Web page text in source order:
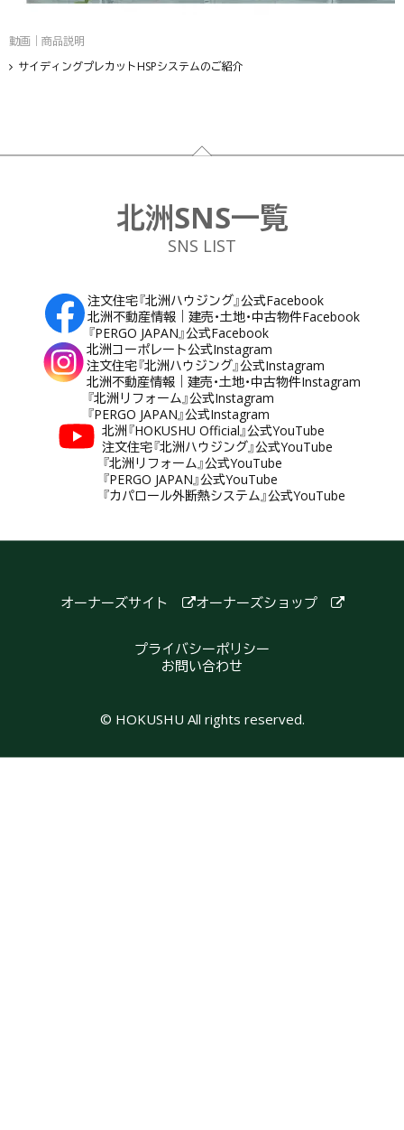
動画｜商品説明
サイディングプレカットHSPシステムのご紹介
フッター
北洲SNS一覧
SNS LIST
注文住宅『北洲ハウジング』公式Facebook
北洲不動産情報｜建売・土地・中古物件Facebook
『PERGO JAPAN』公式Facebook
北洲コーポレート公式Instagram
注文住宅『北洲ハウジング』公式Instagram
北洲不動産情報｜建売・土地・中古物件Instagram
『北洲リフォーム』公式Instagram
『PERGO JAPAN』公式Instagram
北洲『HOKUSHU Official』公式YouTube
注文住宅『北洲ハウジング』公式YouTube
『北洲リフォーム』公式YouTube
『PERGO JAPAN』公式YouTube
『カパロール外断熱システム』公式YouTube
オーナーズサイト オーナーズショップ
プライバシーポリシー
お問い合わせ
© HOKUSHU All rights reserved.